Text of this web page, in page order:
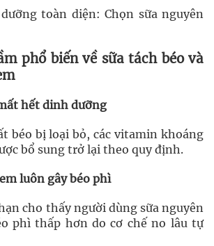
toàn diện: Chọn sữa nguyên
phổ biến về sữa tách béo và
hết dinh dưỡng
béo bị loại bỏ, các vitamin khoáng
bổ sung trở lại theo quy định.
luôn gây béo phì
cho thấy người dùng sữa nguyên
phì thấp hơn do cơ chế no lâu tự